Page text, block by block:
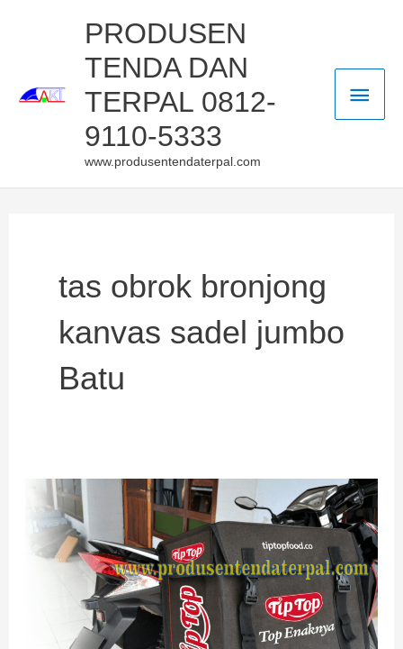
PRODUSEN
TENDA DAN
TERPAL 0812-
9110-5333
www.produsentendaterpal.com
tas obrok bronjong
kanvas sadel jumbo
Batu
TAS
SALES
MOTOR
SAMPING